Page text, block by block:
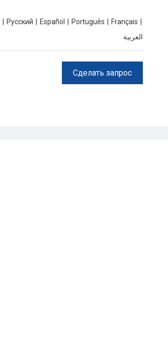
Pусский Español Português Français
العربية
Сделать запрос